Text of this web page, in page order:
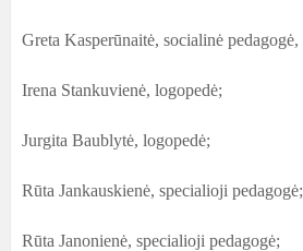
Greta Kasperūnaitė, socialinė pedagogė,
Irena Stankuvienė, logopedė;
Jurgita Baublytė, logopedė;
Rūta Jankauskienė, specialioji pedagogė;
Rūta Janonienė, specialioji pedagogė;